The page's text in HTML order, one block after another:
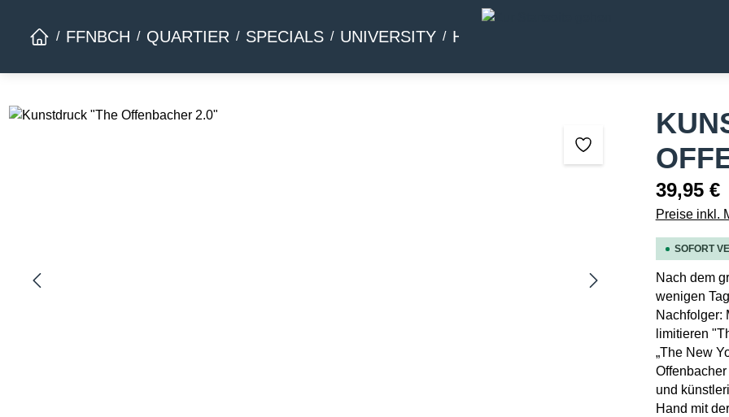
FFNBCH QUARTIER SPECIALS UNIVERSITY HOMMAGE
Bildergalerie überspringen
39,95 €
Preise inkl.
SOFORT
Nach dem
wenigen
Nachfolger:
limitieren
„The New
und
Hand mit